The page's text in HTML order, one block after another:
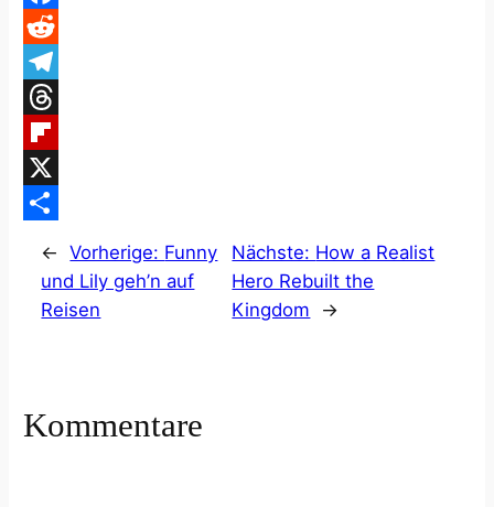
Facebook
Reddit
Telegram
Threads
Flipboard
X
← Vorherige: Funny
und Lily geh’n auf
Reisen
Nächste: How a Realist
Hero Rebuilt the
Kingdom
→
Kommentare